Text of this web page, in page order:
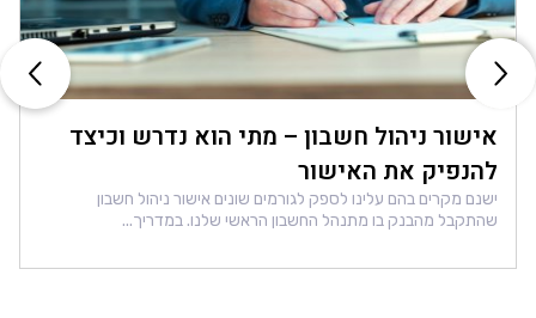
אישור ניהול חשבון – מתי הוא נדרש וכיצד
להנפיק את האישור
ישנם מקרים בהם עלינו לספק לגורמים שונים אישור ניהול חשבון
שהתקבל מהבנק בו מתנהל החשבון הראשי שלנו. במדריך...